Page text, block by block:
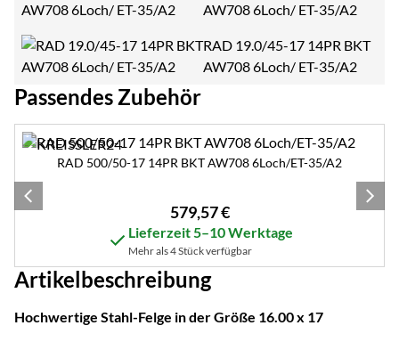
AW708 6Loch/ ET-35/A2
RAD 19.0/45-17 14PR BKT
AW708 6Loch/ ET-35/A2
Passendes Zubehör
Zubehör überspringen
RAD 500/50-17 14PR BKT AW708 6Loch/ET-35/A2
579,57€
Lieferzeit 5–10 Werktage
Mehr als 4 Stück verfügbar
Artikelbeschreibung
Hochwertige Stahl-Felge in der Größe 16.00 x 17